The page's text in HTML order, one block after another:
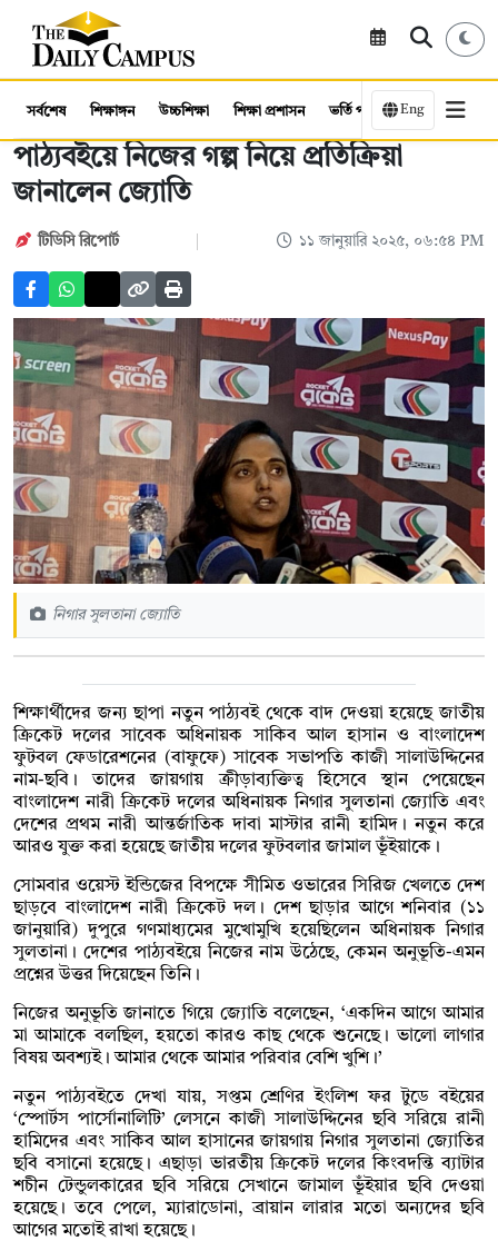
সর্বশেষ শিক্ষাঙ্গন উচ্চশিক্ষা শিক্ষা প্রশাসন ভর্তি পরীক্ষা কর্মসংস্থান
Eng
পাঠ্যবইয়ে নিজের গল্প নিয়ে প্রতিক্রিয়া
জানালেন জ্যোতি
টিডিসি রিপোর্ট ১১ জানুয়ারি ২০২৫, ০৬:৫৪ PM
নিগার সুলতানা জ্যোতি
শিক্ষার্থীদের জন্য ছাপা নতুন পাঠ্যবই থেকে বাদ দেওয়া হয়েছে জাতীয়
ক্রিকেট দলের সাবেক অধিনায়ক সাকিব আল হাসান ও বাংলাদেশ
ফুটবল ফেডারেশনের (বাফুফে) সাবেক সভাপতি কাজী সালাউদ্দিনের
নাম-ছবি। তাদের জায়গায় ক্রীড়াব্যক্তিত্ব হিসেবে স্থান পেয়েছেন
বাংলাদেশ নারী ক্রিকেট দলের অধিনায়ক নিগার সুলতানা জ্যোতি এবং
দেশের প্রথম নারী আন্তর্জাতিক দাবা মাস্টার রানী হামিদ। নতুন করে
আরও যুক্ত করা হয়েছে জাতীয় দলের ফুটবলার জামাল ভূঁইয়াকে।
সোমবার ওয়েস্ট ইন্ডিজের বিপক্ষে সীমিত ওভারের সিরিজ খেলতে দেশ
ছাড়বে বাংলাদেশ নারী ক্রিকেট দল। দেশ ছাড়ার আগে শনিবার (১১
জানুয়ারি) দুপুরে গণমাধ্যমের মুখোমুখি হয়েছিলেন অধিনায়ক নিগার
সুলতানা। দেশের পাঠ্যবইয়ে নিজের নাম উঠেছে, কেমন অনুভূতি-এমন
প্রশ্নের উত্তর দিয়েছেন তিনি।
নিজের অনুভূতি জানাতে গিয়ে জ্যোতি বলেছেন, ‘একদিন আগে আমার
মা আমাকে বলছিল, হয়তো কারও কাছ থেকে শুনেছে। ভালো লাগার
বিষয় অবশ্যই। আমার থেকে আমার পরিবার বেশি খুশি।’
নতুন পাঠ্যবইতে দেখা যায়, সপ্তম শ্রেণির ইংলিশ ফর টুডে বইয়ের
‘স্পোর্টস পার্সোনালিটি’ লেসনে কাজী সালাউদ্দিনের ছবি সরিয়ে রানী
হামিদের এবং সাকিব আল হাসানের জায়গায় নিগার সুলতানা জ্যোতির
ছবি বসানো হয়েছে। এছাড়া ভারতীয় ক্রিকেট দলের কিংবদন্তি ব্যাটার
শচীন টেন্ডুলকারের ছবি সরিয়ে সেখানে জামাল ভূঁইয়ার ছবি দেওয়া
হয়েছে। তবে পেলে, ম্যারাডোনা, ব্রায়ান লারার মতো অন্যদের ছবি
আগের মতোই রাখা হয়েছে।